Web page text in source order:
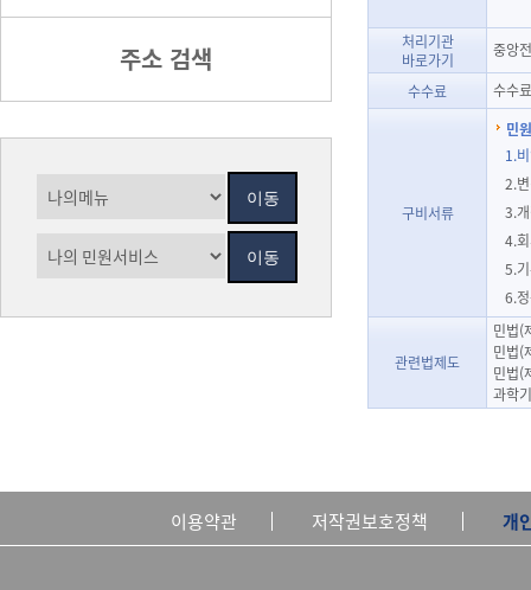
주소 검색
처리기관
바로가기
중앙
수수료 수수
구비서류
민
1.
2.
3.
4.
5.
6.
관련법제도
민법(
민법(
민법(
과학
이용약관 저작권보호정책 개